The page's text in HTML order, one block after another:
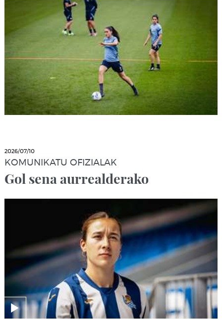
2026/07/10
KOMUNIKATU OFIZIALAK
Gol sena aurrealderako